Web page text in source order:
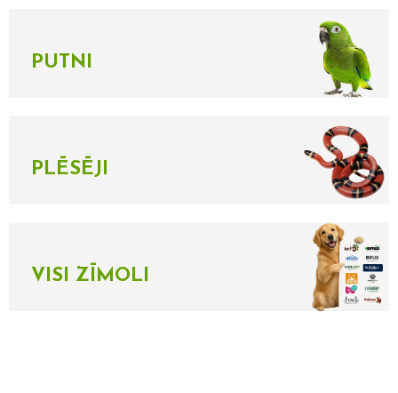
PUTNI
PLĒSĒJI
VISI ZĪMOLI